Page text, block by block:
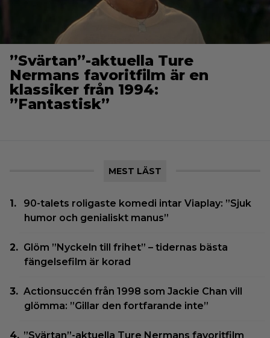
”Svärtan”-aktuella Ture
Nermans favoritfilm är en
klassiker från 1994:
”Fantastisk”
MEST LÄST
90-talets roligaste komedi intar Viaplay: ”Sjuk
humor och genialiskt manus”
Glöm ”Nyckeln till frihet” – tidernas bästa
fängelsefilm är korad
Actionsuccén från 1998 som Jackie Chan vill
glömma: ”Gillar den fortfarande inte”
”Svärtan”-aktuella Ture Nermans favoritfilm